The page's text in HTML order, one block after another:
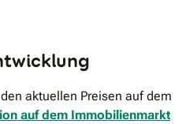
aktuellen Preisen auf dem
auf dem Immobilienmarkt